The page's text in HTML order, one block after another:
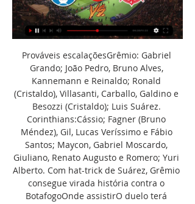
Prováveis escalaçõesGrêmio: Gabriel
Grando; João Pedro, Bruno Alves,
Kannemann e Reinaldo; Ronald
(Cristaldo), Villasanti, Carballo, Galdino e
Besozzi (Cristaldo); Luis Suárez.
Corinthians:Cássio; Fagner (Bruno
Méndez), Gil, Lucas Veríssimo e Fábio
Santos; Maycon, Gabriel Moscardo,
Giuliano, Renato Augusto e Romero; Yuri
Alberto. Com hat-trick de Suárez, Grêmio
consegue virada história contra o
BotafogoOnde assistirO duelo terá